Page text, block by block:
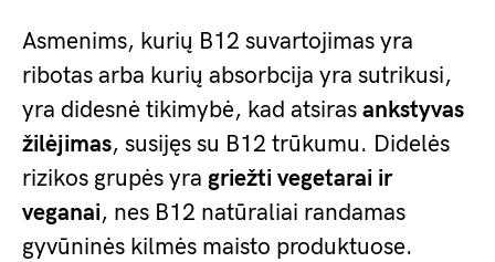
Asmenims, kurių B12 suvartojimas yra
ribotas arba kurių absorbcija yra sutrikusi,
yra didesnė tikimybė, kad atsiras ankstyvas
žilėjimas, susijęs su B12 trūkumu. Didelės
rizikos grupės yra griežti vegetarai ir
veganai, nes B12 natūraliai randamas
gyvūninės kilmės maisto produktuose.